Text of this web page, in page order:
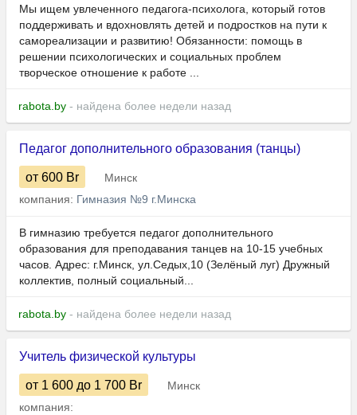
Мы ищем увлеченного педагога-психолога, который готов
поддерживать и вдохновлять детей и подростков на пути к
самореализации и развитию! Обязанности: помощь в
решении психологических и социальных проблем
творческое отношение к работе ...
rabota.by - найдена более недели назад
Педагог дополнительного образования (танцы)
от 600 Br
Минск
компания: Гимназия №9 г.Минска
В гимназию требуется педагог дополнительного
образования для преподавания танцев на 10-15 учебных
часов. Адрес: г.Минск, ул.Седых,10 (Зелёный луг) Дружный
коллектив, полный социальный...
rabota.by - найдена более недели назад
Учитель физической культуры
от 1 600 до 1 700 Br
Минск
компания: